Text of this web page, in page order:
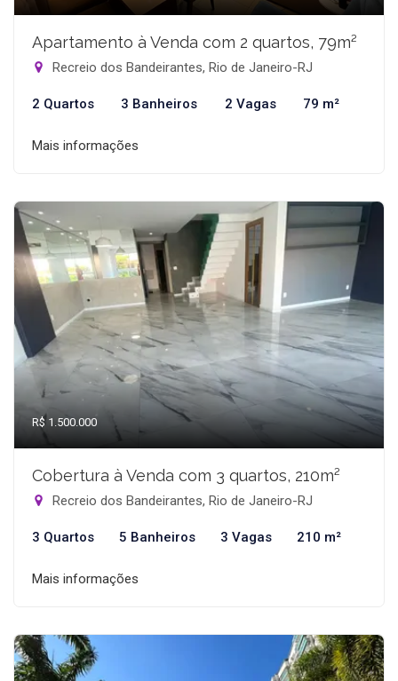
Apartamento à Venda com 2 quartos, 79m²
Recreio dos Bandeirantes, Rio de Janeiro-RJ
2 Quartos 3 Banheiros 2 Vagas 79 m²
Mais informações
R$ 1.500.000
Cobertura à Venda com 3 quartos, 210m²
Recreio dos Bandeirantes, Rio de Janeiro-RJ
3 Quartos 5 Banheiros 3 Vagas 210 m²
Mais informações